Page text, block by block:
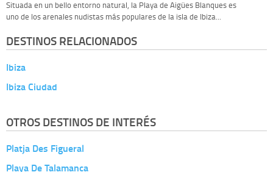
Situada en un bello entorno natural, la Playa de Aigües Blanques es
uno de los arenales nudistas más populares de la isla de Ibiza...
DESTINOS RELACIONADOS
Ibiza
Ibiza Ciudad
OTROS DESTINOS DE INTERÉS
Platja Des Figueral
Playa De Talamanca